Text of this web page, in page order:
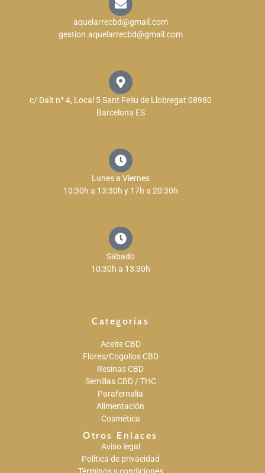
aquelarrecbd@gmail.com
gestion.aquelarrecbd@gmail.com
c/ Dalt nº 4, Local 5 Sant Feliu de Llobregat 08980
Barcelona ES
Lunes a Viernes
10:30h a 13:30h y 17h a 20:30h
Sábado
10:30h a 13:30h
Categorías
Aceite CBD
Flores/Cogollos CBD
Resinas CBD
Semillas CBD / THC
Parafernalia
Alimentación
Cosmética
Otros Enlaces
Aviso legal
Política de privacidad